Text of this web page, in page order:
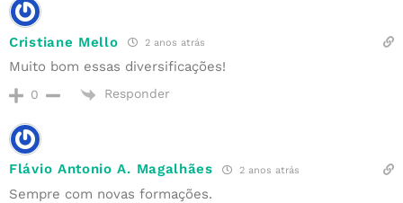
Cristiane Mello 2 anos atrás
Muito bom essas diversificações!
0 Responder
Flávio Antonio A. Magalhães 2 anos atrás
Sempre com novas formações.